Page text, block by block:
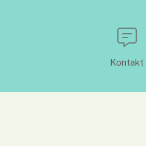
Kontakt